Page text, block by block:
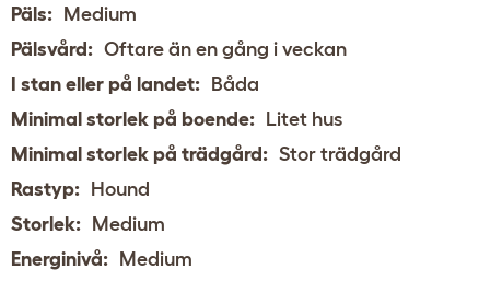
Päls: Medium
Pälsvård: Oftare än en gång i veckan
I stan eller på landet: Båda
Minimal storlek på boende: Litet hus
Minimal storlek på trädgård: Stor trädgård
Rastyp: Hound
Storlek: Medium
Energinivå: Medium